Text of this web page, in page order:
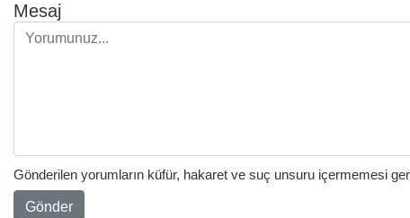
Mesaj
Gönderilen yorumların küfür, hakaret ve suç unsuru içermemesi
Gönder